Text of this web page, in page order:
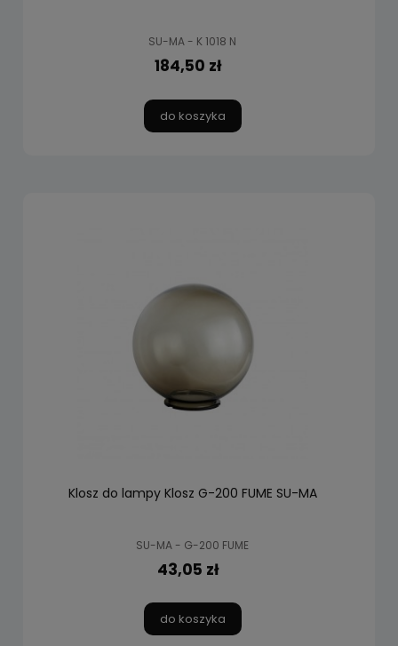
SU-MA - K 1018 N
184,50 zł
do koszyka
Klosz do lampy Klosz G-200 FUME SU-MA
SU-MA - G-200 FUME
43,05 zł
do koszyka